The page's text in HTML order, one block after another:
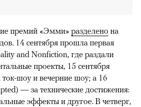
премий «Эмми» разделено на
14 сентября прошла первая
and Nonfiction, где раздали
проекты, 15 сентября
шоу и вечерние шоу; а 16
— за технические достижения:
эффекты и другое. В четверг,